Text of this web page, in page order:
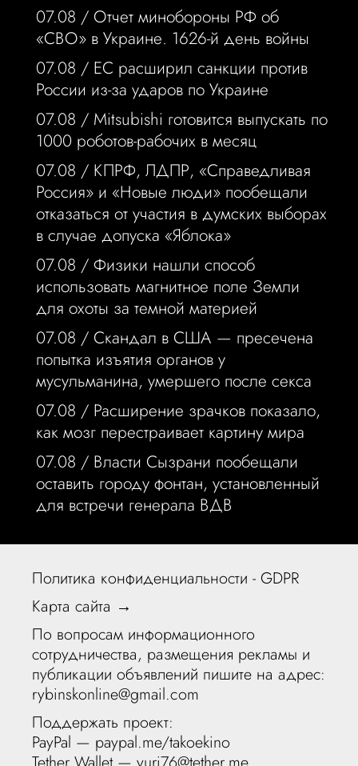
07.08 / Отчет минобороны РФ об
«СВО» в Украине. 1626-й день войны
07.08 / ЕС расширил санкции против
России из-за ударов по Украине
07.08 / Mitsubishi готовится выпускать по
1000 роботов-рабочих в месяц
07.08 / КПРФ, ЛДПР, «Справедливая
Россия» и «Новые люди» пообещали
отказаться от участия в думских выборах
в случае допуска «Яблока»
07.08 / Физики нашли способ
использовать магнитное поле Земли
для охоты за темной материей
07.08 / Скандал в США — пресечена
попытка изъятия органов у
мусульманина, умершего после секса
07.08 / Расширение зрачков показало,
как мозг перестраивает картину мира
07.08 / Власти Сызрани пообещали
оставить городу фонтан, установленный
для встречи генерала ВДВ
Политика конфиденциальности - GDPR
Карта сайта →
По вопросам информационного
сотрудничества, размещения рекламы и
публикации объявлений пишите на адрес:
rybinskonline@gmail.com
Поддержать проект:
PayPal — paypal.me/takoekino